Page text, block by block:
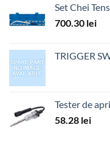
Set Chei
700.30 lei
TRIGGER
Tester de
58.28 lei